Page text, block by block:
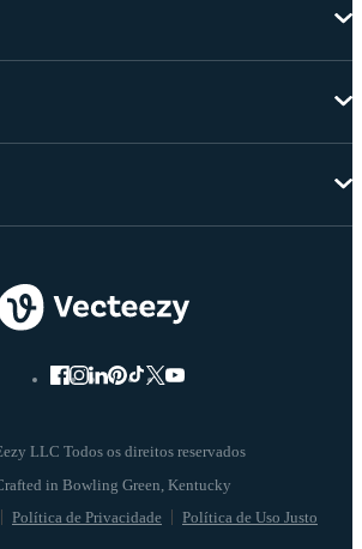
LLC Todos os direitos reservados
Política de Privacidade Política de Uso Justo